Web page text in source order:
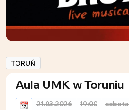
TORUŃ
Aula UMK w Toruniu
📆 21.03.2026 19:00 sobota